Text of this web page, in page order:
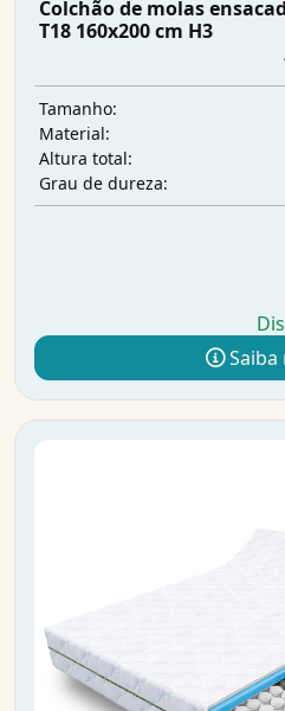
Colchão de molas
T18 160x200 cm H3
Tamanho:
Material:
Altura total:
Grau de dureza:
Saiba